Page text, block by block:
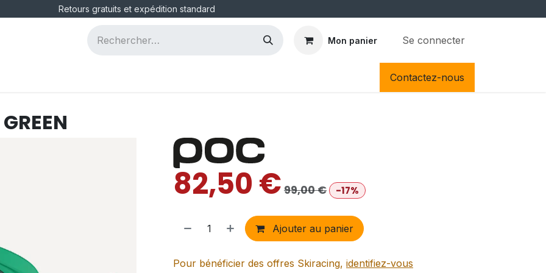
Retours gratuits et expédition standard
Mon panier Se connecter
Contactez-nous
82,50€ 99,00€ -17%
Ajouter au panier
Pour bénéficier des offres Skiracing, identifiez-vous